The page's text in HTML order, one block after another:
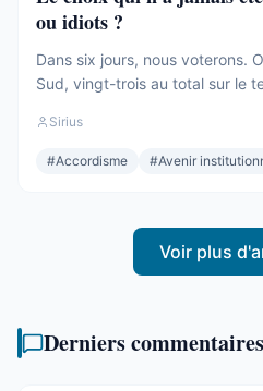
ou idiots ?
Dans six jours, nous voterons.
Sud, vingt-trois au total sur le
le soir même, dans les
cela compte. Tout cela a été
Sirius
#Accordisme #Avenir
Voir plus
Derniers commentaires